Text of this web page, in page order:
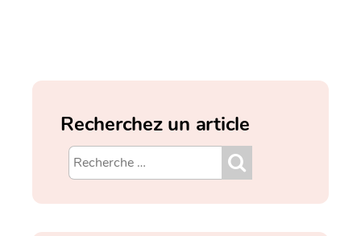
Recherchez un article